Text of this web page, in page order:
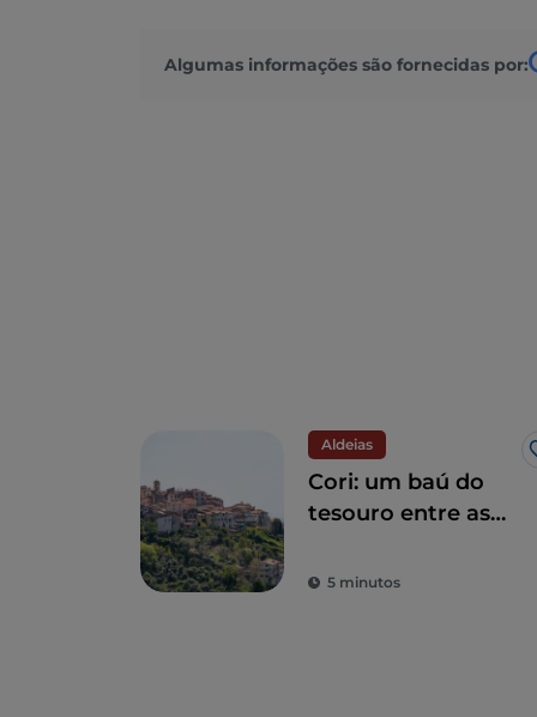
Algumas informações são fornecidas por:
Aldeias
Cori: um baú do
tesouro entre as
5 minutos